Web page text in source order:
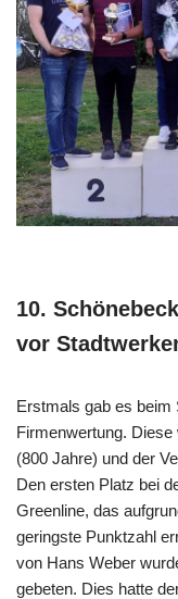
10.
vor
Erstmals gab es beim
Firmenwertung.
(800 Jahre) und der
Den ersten Platz bei
Greenline, das
geringste Punktzahl
von Hans Weber
gebeten. Dies hatte